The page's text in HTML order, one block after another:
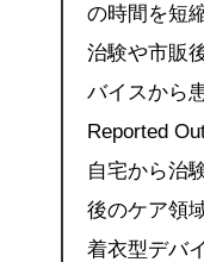
の時間を短
治験や市販
バイスから
Reported
自宅から治
後のケア領
着衣型デバ